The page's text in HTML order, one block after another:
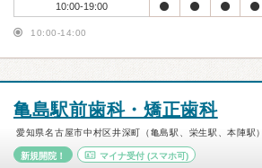
10:00-19:00
10:00-14:00
亀島駅前歯科・矯正歯科
愛知県名古屋市中村区井深町（亀島駅、栄生駅、本陣駅）
新規開院！ マイナ受付(スマホ可)